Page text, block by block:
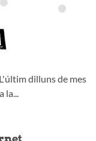
dilluns de mes